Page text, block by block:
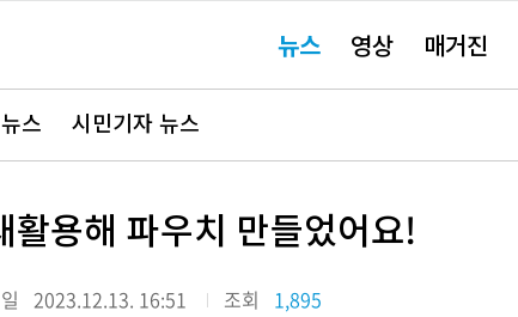
요뉴스 영상 매거진
스 시민기자 뉴스
용해 파우치 만들었어요!
2023.12.13. 16:51 조회 1,895